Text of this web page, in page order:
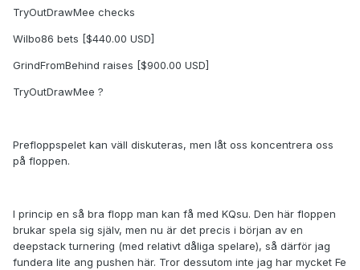
TryOutDrawMee checks
Wilbo86 bets [$440.00 USD]
GrindFromBehind raises [$900.00 USD]
TryOutDrawMee ?
Prefloppspelet kan väll diskuteras, men låt oss koncentrera oss
på floppen.
I princip en så bra flopp man kan få med KQsu. Den här floppen
brukar spela sig själv, men nu är det precis i början av en
deepstack turnering (med relativt dåliga spelare), så därför jag
fundera lite ang pushen här. Tror dessutom inte jag har mycket Fe